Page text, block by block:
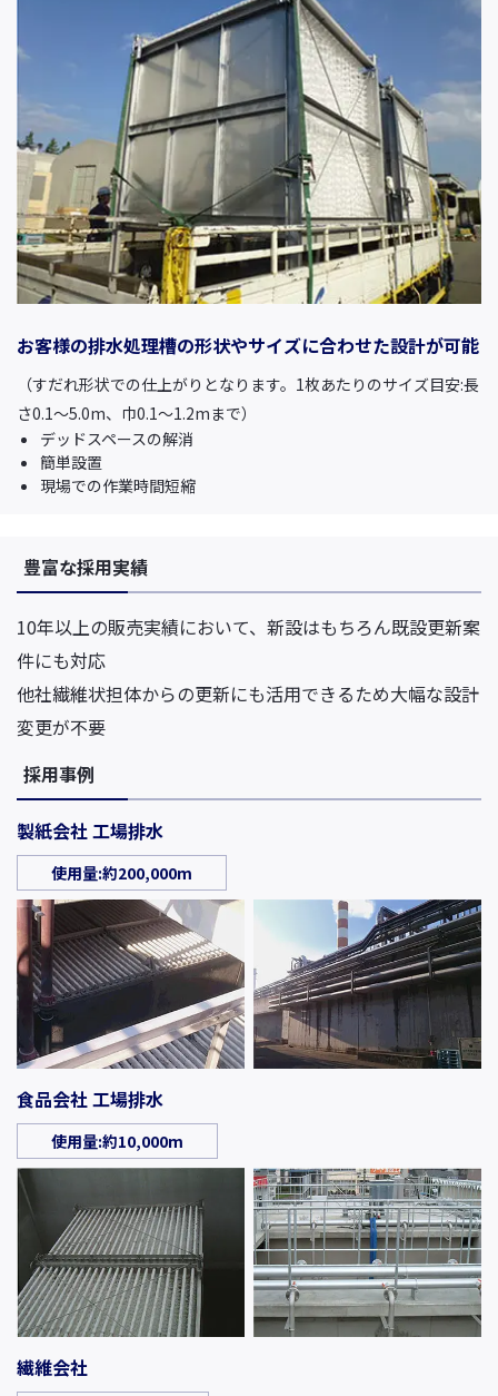
お客様の排水処理槽の形状やサイズに合わせた設計が可能
（すだれ形状での仕上がりとなります。1枚あたりのサイズ目安:長
さ0.1〜5.0m、巾0.1〜1.2mまで）
デッドスペースの解消
簡単設置
現場での作業時間短縮
豊富な採用実績
10年以上の販売実績において、新設はもちろん既設更新案
件にも対応
他社繊維状担体からの更新にも活用できるため大幅な設計
変更が不要
採用事例
製紙会社 工場排水
使用量:約200,000m
食品会社 工場排水
使用量:約10,000m
繊維会社